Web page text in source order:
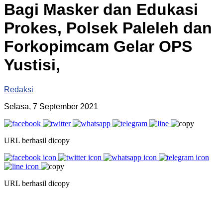
Bagi Masker dan Edukasi
Prokes, Polsek Paleleh dan
Forkopimcam Gelar OPS
Yustisi,
Redaksi
Selasa, 7 September 2021
URL berhasil dicopy
URL berhasil dicopy